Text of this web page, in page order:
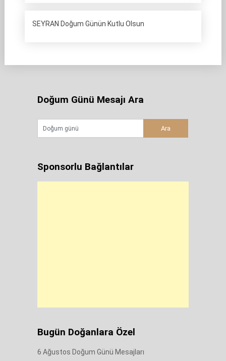
SEYRAN Doğum Günün Kutlu Olsun
Doğum Günü Mesajı Ara
Sponsorlu Bağlantılar
Bugün Doğanlara Özel
6 Ağustos Doğum Günü Mesajları